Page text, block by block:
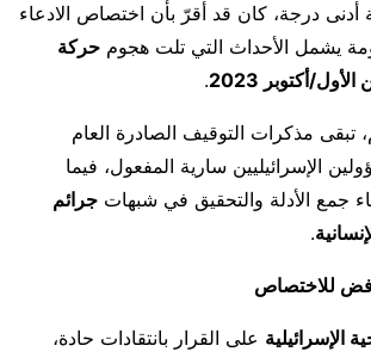
درجة، كان قد أقرّ بأن اختصاص الادعاء
يشمل الأحداث التي تلت هجوم حركة
.
تبقى مذكرات التوقيف الصادرة العام
الإسرائيليين سارية المفعول، فيما
جمع الأدلة والتحقيق في شبهات جرائم
.
للاختصاص
الإسرائيلية على القرار بانتقادات حادة،